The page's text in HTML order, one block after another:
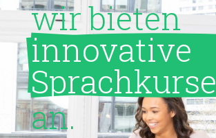
wir bieten
innovative
Sprachkurse
an.